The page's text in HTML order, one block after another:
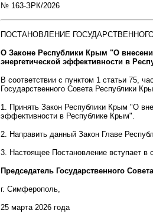
№ 163-ЗРК/2026
ПОСТАНОВЛЕНИЕ
О Законе Республики Крым "О
энергетической эффективности в
В соответствии с пунктом 1 статьи 75,
Государственного Совета Республики
1. Принять Закон Республики Крым "О
эффективности в Республике Крым".
2. Направить данный Закон Главе
3. Настоящее Постановление вступает в
Председатель Государственного
г. Симферополь,
25 марта 2026 года